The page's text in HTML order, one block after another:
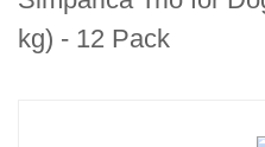
kg) - 12 Pack